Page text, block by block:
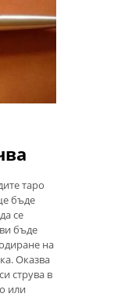
таро
бъде
се
бъде
на
Оказва
струва в
или